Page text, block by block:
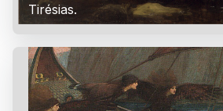
Tirésias.